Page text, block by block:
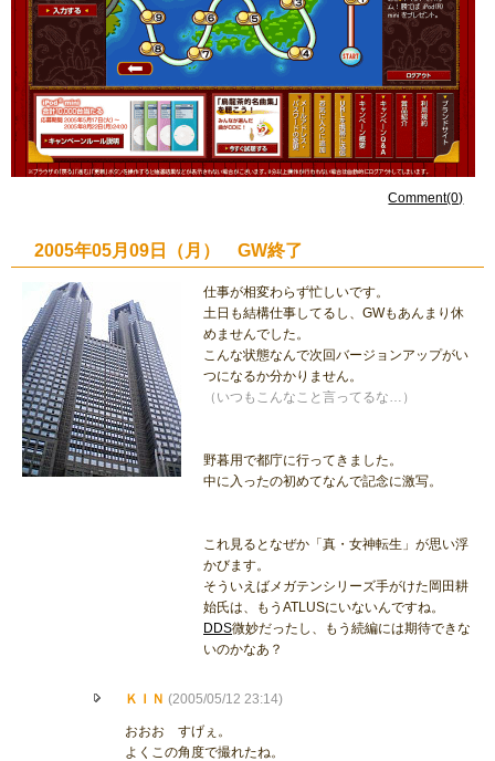
Comment(0)
2005年05月09日（月） GW終了
仕事が相変わらず忙しいです。
土日も結構仕事してるし、GWもあんまり休
めませんでした。
こんな状態なんで次回バージョンアップがい
つになるか分かりません。
（いつもこんなこと言ってるな…）
野暮用で都庁に行ってきました。
中に入ったの初めてなんで記念に激写。
これ見るとなぜか「真・女神転生」が思い浮
かびます。
そういえばメガテンシリーズ手がけた岡田耕
始氏は、もうATLUSにいないんですね。
DDS微妙だったし、もう続編には期待できな
いのかなあ？
ＫＩＮ (2005/05/12 23:14)
おおお すげぇ。
よくこの角度で撮れたね。